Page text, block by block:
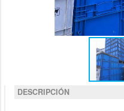
DESCRIPCIÓN